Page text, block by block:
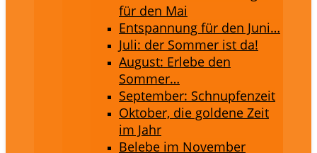
für den Mai
Entspannung für den Juni…
Juli: der Sommer ist da!
August: Erlebe den
Sommer…
September: Schnupfenzeit
Oktober, die goldene Zeit
im Jahr
Belebe im November